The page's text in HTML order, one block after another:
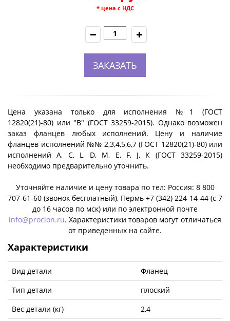
* цена с НДС
ЗАКАЗАТЬ
Цена указана только для исполнения №1 (ГОСТ
12820(21)-80) или "B" (ГОСТ 33259-2015). Однако возможен
заказ фланцев любых исполнений. Цену и наличие
фланцев исполнений №№ 2,3,4,5,6,7 (ГОСТ 12820(21)-80) или
исполнений A, C, L, D, M, E, F, J, К (ГОСТ 33259-2015)
необходимо предварительно уточнить.
Уточняйте наличие и цену товара по тел: Россия: 8 800
707-61-60 (звонок бесплатный), Пермь +7 (342) 224-14-44 (c 7
до 16 часов по мск) или по электронной почте
info@procion.ru. Характеристики товаров могут отличаться
от приведенных на сайте.
Характеристики
Вид детали
Фланец
Тип детали
плоский
Вес детали (кг)
2,4